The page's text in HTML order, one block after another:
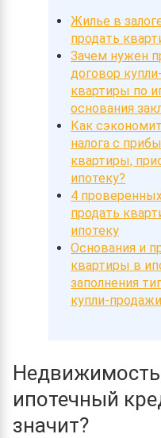
Жилье в
продать
Зачем нужен
договор
квартиры по
основания
Как
налога с
квартиры,
ипотеку?
4
продать
ипотеку
Основания и
квартиры в
заполнения
купли-продажи
ипотечный
значит?